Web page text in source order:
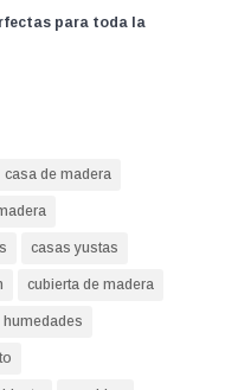
para toda la
casa de madera
casas yustas
cubierta de madera
humedades